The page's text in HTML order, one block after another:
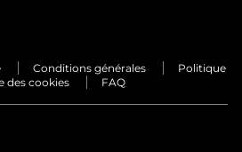
Conditions générales
Politique
des cookies FAQ